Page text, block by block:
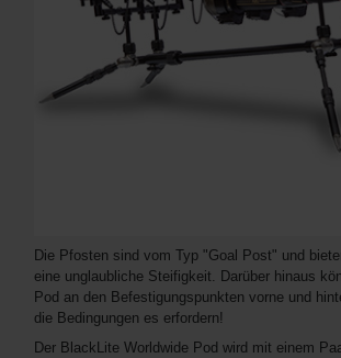
Die Pfosten sind vom Typ "Goal Post" und
eine unglaubliche Steifigkeit. Darüber hinaus
Pod an den Befestigungspunkten vorne und
die Bedingungen es erfordern!
Der BlackLite Worldwide Pod wird mit einem